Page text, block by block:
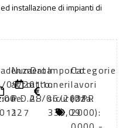
installazione di impianti di
09/2011
Numero
atto:
P.D.A.
227
Data
atto:
28/06/2011
Importo
oneri
sicurezza:
330,09
Categorie
lavori
(DPR
2000):